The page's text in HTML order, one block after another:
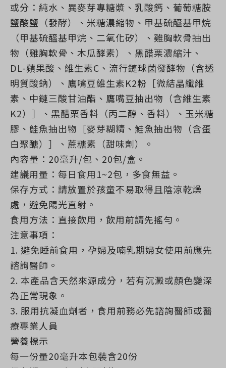
或分：純水、異麥芽專糖漿、乳酸鈣、葡萄糖胺
鹽酸鹽（發酵）、米糖濃縮物、甲基硫醯基甲烷
（甲基硫醯基甲烷、二氧化矽）、雞胸軟骨抽出
物（雞胸軟骨、木瓜酵素）、黑醋栗濃縮汁、
DL-蘋果酸、維生素C、流行鏈球菌發酵物（含透
明質酸鈉）、鷹嘴豆維生素K2粉［微結晶纖維
素、中鏈三酸甘油酯、鷹嘴豆抽出物（含維生素
K2）］、黑醋栗香料（丙二醇、香料）、玉米糖
膠、鮭魚抽出物［麥芽糊精、鮭魚抽出物（含蛋
白聚醣）］、蔗糖素（甜味劑）。
內容量：20毫升/包、20包/盒。
建議用量：每日食用1~2包，多食無益。
保存方式：請放置於孩童不易取得且陰涼乾燥
處，避免陽光直射。
食用方法：直接飲用，飲用前請先搖勻。
注意事項：
1. 避免睡前食用，孕婦及喃乳期婦女使用前應先
諮詢醫師。
2. 本產品含天然來源成分，若有沉澱或顏色變深
為正常現象。
3. 服用抗凝血劑者，食用前務必先諮詢醫師或醫
療專業人員
營養標示
每一份量20毫升本包裝含20份